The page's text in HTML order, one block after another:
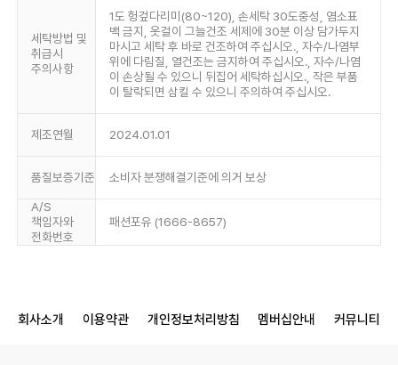
세탁방법 및
취급시
주의사항
1도 헝겊다리미(80~120), 손세탁 30도중성, 염소표
백 금지, 옷걸이 그늘건조 세제에 30분 이상 담가두지
마시고 세탁 후 바로 건조하여 주십시오., 자수/나염부
위에 다림질, 열건조는 금지하여 주십시오., 자수/나염
이 손상될 수 있으니 뒤집어 세탁하십시오., 작은 부품
이 탈락되면 삼킬 수 있으니 주의하여 주십시오.
제조연월 2024.01.01
품질보증기준 소비자 분쟁해결기준에 의거 보상
A/S
책임자와
전화번호
패션포유 (1666-8657)
회사소개 이용약관 개인정보처리방침 멤버십안내 커뮤니티